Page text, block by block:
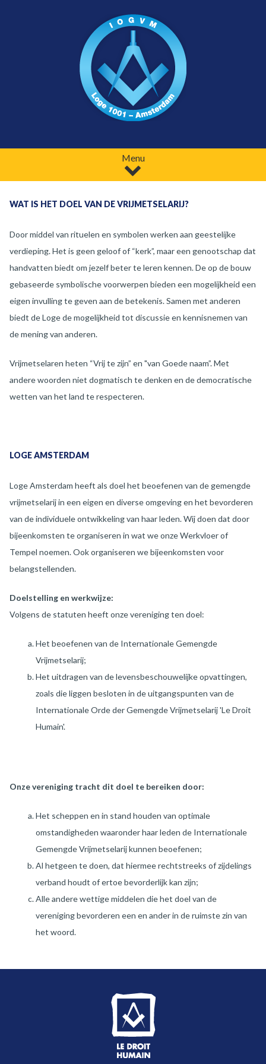
Menu
WAT IS HET DOEL VAN DE VRIJMETSELARIJ?
Door middel van rituelen en symbolen werken aan geestelijke
verdieping. Het is geen geloof of “kerk”, maar een genootschap dat
handvatten biedt om jezelf beter te leren kennen. De op de bouw
gebaseerde symbolische voorwerpen bieden een mogelijkheid een
eigen invulling te geven aan de betekenis. Samen met anderen
biedt de Loge de mogelijkheid tot discussie en kennisnemen van
de mening van anderen.
Vrijmetselaren heten “Vrij te zijn” en "van Goede naam”. Met
andere woorden niet dogmatisch te denken en de democratische
wetten van het land te respecteren.
LOGE AMSTERDAM
Loge Amsterdam heeft als doel het beoefenen van de gemengde
vrijmetselarij in een eigen en diverse omgeving en het bevorderen
van de individuele ontwikkeling van haar leden. Wij doen dat door
bijeenkomsten te organiseren in wat we onze Werkvloer of
Tempel noemen. Ook organiseren we bijeenkomsten voor
belangstellenden.
Doelstelling en werkwijze:
Volgens de statuten heeft onze vereniging ten doel:
Het beoefenen van de Internationale Gemengde
Vrijmetselarij;
Het uitdragen van de levensbeschouwelijke opvattingen,
zoals die liggen besloten in de uitgangspunten van de
Internationale Orde der Gemengde Vrijmetselarij 'Le Droit
Humain'.
Onze vereniging tracht dit doel te bereiken door:
Het scheppen en in stand houden van optimale
omstandigheden waaronder haar leden de Internationale
Gemengde Vrijmetselarij kunnen beoefenen;
Al hetgeen te doen, dat hiermee rechtstreeks of zijdelings
verband houdt of ertoe bevorderlijk kan zijn;
Alle andere wettige middelen die het doel van de
vereniging bevorderen een en ander in de ruimste zin van
het woord.